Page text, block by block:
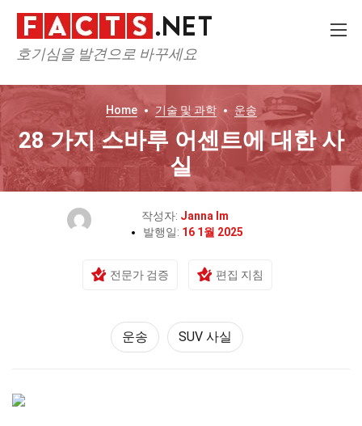
호기심을 발견으로 바꾸세요
Home 기술 및 과학 운송
28 가지 스바루 어센트에 대한 사
실
작성자: Janna Im
발행일: 16 1월 2025
전문가 검증 편집 지침
운송 SUV 사실